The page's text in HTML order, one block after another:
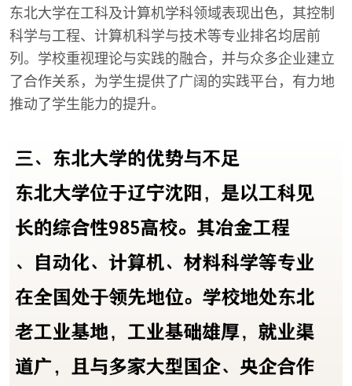
东北大学在工科及计算机学科领域表现出色，其控制
科学与工程、计算机科学与技术等专业排名均居前
列。学校重视理论与实践的融合，并与众多企业建立
了合作关系，为学生提供了广阔的实践平台，有力地
推动了学生能力的提升。